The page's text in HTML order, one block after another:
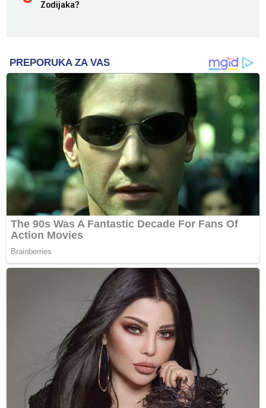
Zodijaka?